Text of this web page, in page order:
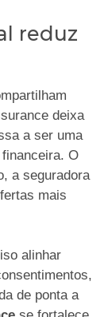
reduz
deixa
a ser uma
O
a seguradora
mais
alinhar
de ponta a